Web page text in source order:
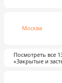
Москва
Посмотреть все
«Закрытые и